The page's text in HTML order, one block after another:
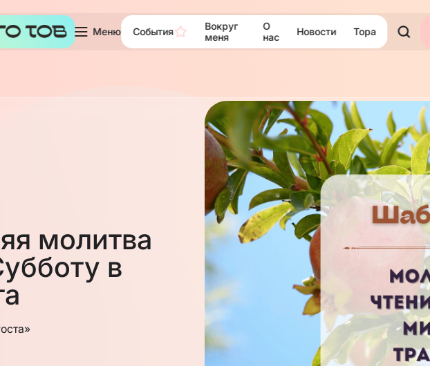
Меню События
Вокруг
меня
О
нас
Новости Тора
молитва
в